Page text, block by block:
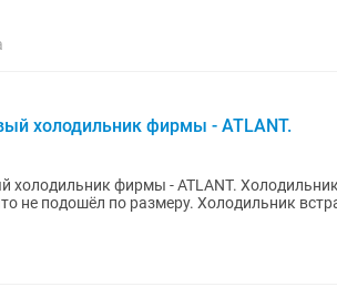
холодильник фирмы - ATLANT.
холодильник фирмы - ATLANT.
размеру. Холодильник встраиваемый, предназначен для